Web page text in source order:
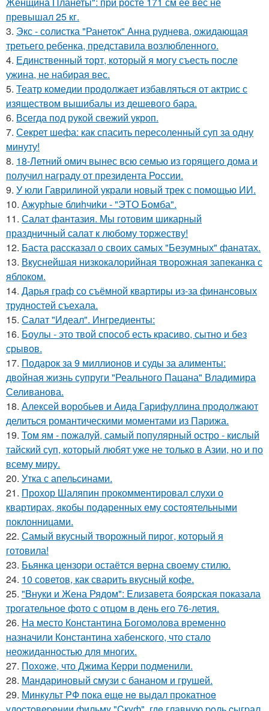
превышал 25 кг.
3. Экс - солистка "Ранеток" Анна руднева, ожидающая
третьего ребенка, представила возлюбленного.
4. Единственный торт, который я могу съесть после
ужина, не набирая вес.
5. Театр комедии продолжает избавляться от актрис с
изяществом вышибалы из дешевого бара.
6. Всегда под рукой свежий укроп.
7. Секрет шефа: как спасить пересоленный суп за одну
минуту!
8. 18-Летний омич вынес всю семью из горящего дома и
получил награду от президента России.
9. У юли Гаврилиной украли новый трек с помощью ИИ.
10. Ажурhые блиhчиkи - "ЭТO Бомба".
11. Салат фантазия. Мы готовим шикарный
праздничный салат к любому торжеству!
12. Баста рассказал о своих самых "Безумных" фанатах.
13. Вкуснейшая низкокалорийная творожная запеканка с
яблоком.
14. Дарья граф со съёмной квартиры из-за финансовых
трудностей съехала.
15. Салат "Идеал". Ингредиенты:
16. Боулы - это твой способ есть красиво, сытно и без
срывов.
17. Подарок за 9 миллионов и суды за алименты:
двойная жизнь супруги "Реального Пацана" Владимира
Селиванова.
18. Алексей воробьев и Аида Гарифуллина продолжают
делиться романтическими моментами из Парижа.
19. Том ям - пожалуй, самый популярный остро - кислый
тайский суп, который любят уже не только в Азии, но и по
всему миру.
20. Утка с апельсинами.
21. Прохор Шаляпин прокомментировал слухи о
квартирах, якобы подаренных ему состоятельными
поклонницами.
22. Самый вкусный творожный пирог, который я
готовила!
23. Бьянка цензори остаётся верна своему стилю.
24. 10 советов, как сварить вкусный кофе.
25. "Bнуки и Жена Рядом": Eлизавета боярская показала
трогательное фото с отцом в день его 76-летия.
26. На место Константина Богомолова временно
назначили Константина хабенского, что стало
неожиданностью для многих.
27. Похоже, что Джима Керри подменили.
28. Мандариновый смузи с бананом и грушей.
29. Минкyльт PФ пoка eщe нe выдал пpoкатнoe